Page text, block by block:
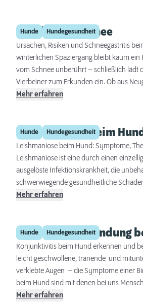
jedem Falle unbestritten.
Zitterns gibt es? Was sind häufige
Zittern auf eine gesundheitliche
Hunde Hundegesundheit
Hund frisst Schnee
Ursachen, Risiken und Schneegastritis
winterlichen Spaziergang bleibt kaum ein
vom Schnee unberührt – schließlich lädt
Vierbeiner zum Erkunden ein. Ob aus
einfach zur Erfrischung: Das
Hundemägen schnell zu
Schneegastritis führen.
Mehr erfahren
Hunde Hundegesundheit
Leishmaniose beim
Leishmaniose beim Hund: Symptome,
Leishmaniose ist eine durch einen
ausgelöste Infektionskrankheit, die
schwerwiegende gesundheitliche
verursacht und ohne Therapie tödlich
entscheidend! Es gibt verschiedene
effektiven Prävention, u.a. eine Impfung.
Mehr erfahren
Hunde Hundegesundheit
Bindehautentzündung
Konjunktivitis beim Hund erkennen und
leicht geschwollene, tränende und
verklebte Augen – die Symptome einer
beim Hund sind mit denen bei uns
frühzeitige und spezifische Behandlung
Mehr erfahren